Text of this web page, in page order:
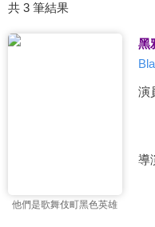
共 3 筆結果
他們是歌舞伎町黑色英雄
黑
演
導